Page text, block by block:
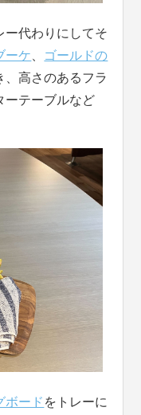
ー代わりにしてそ
ーケ
ゴールドの
、高さのあるフラ
ーテーブルなど
ボード をトレーに